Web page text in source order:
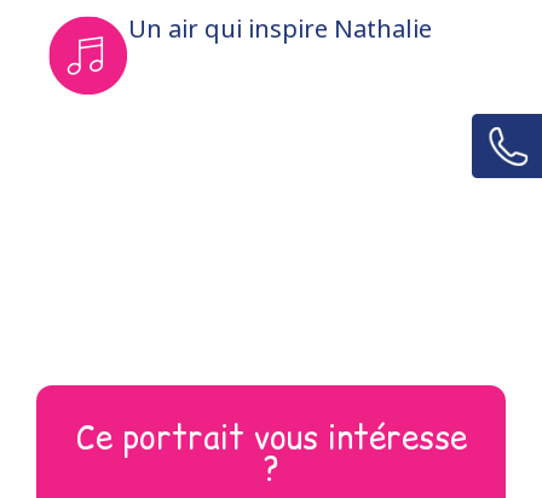
Un air qui inspire Nathalie
Ce portrait vous intéresse
?